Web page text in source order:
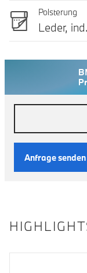
Polsterung
Leder,
Anfrage senden